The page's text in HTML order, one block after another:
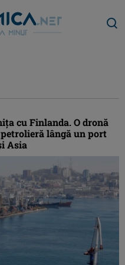
cu Finlanda. O dronă
lângă un port
Asia